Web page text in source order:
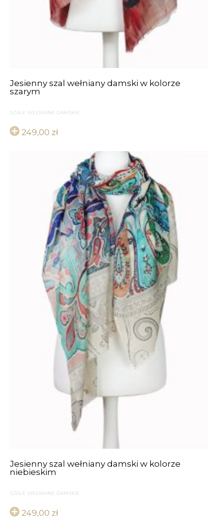
Jesienny szal wełniany damski w kolorze
szarym
SZALE WEŁNIANE DAMSKIE
249,00 zł
Jesienny szal wełniany damski w kolorze
niebieskim
SZALE WEŁNIANE DAMSKIE
249,00 zł